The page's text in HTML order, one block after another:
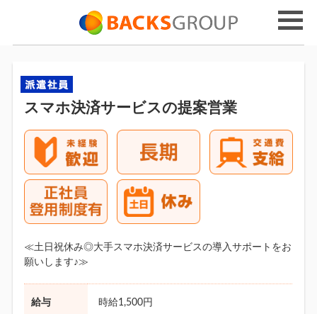
スマホ決済サービスの提案営業
≪土日祝休み◎大手スマホ決済サービスの導入サポートをお
願いします♪≫
給与 時給1,500円